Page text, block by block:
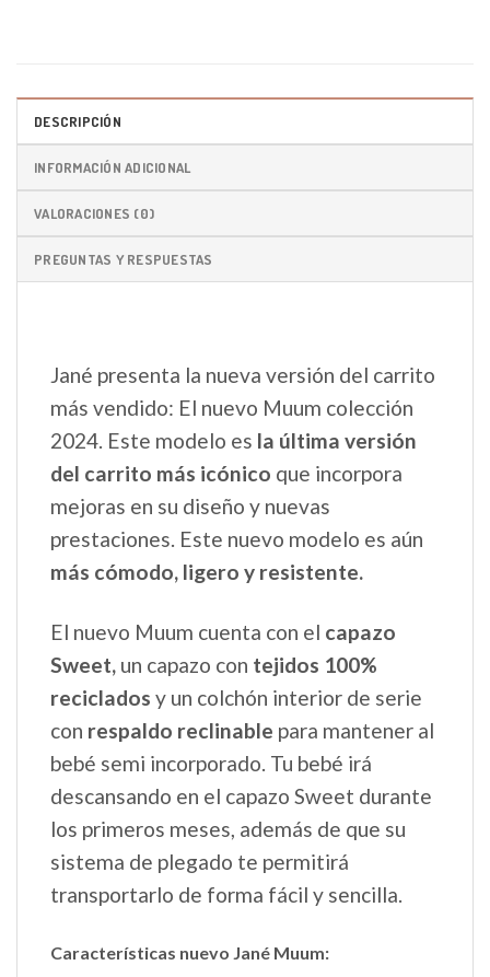
DESCRIPCIÓN
INFORMACIÓN ADICIONAL
VALORACIONES (0)
PREGUNTAS Y RESPUESTAS
Jané presenta la nueva versión del carrito
más vendido: El nuevo Muum colección
2024. Este modelo es la última versión
del carrito más icónico que incorpora
mejoras en su diseño y nuevas
prestaciones. Este nuevo modelo es aún
más cómodo, ligero y resistente.
El nuevo Muum cuenta con el capazo
Sweet, un capazo con tejidos 100%
reciclados y un colchón interior de serie
con respaldo reclinable para mantener al
bebé semi incorporado. Tu bebé irá
descansando en el capazo Sweet durante
los primeros meses, además de que su
sistema de plegado te permitirá
transportarlo de forma fácil y sencilla.
Características nuevo Jané Muum: